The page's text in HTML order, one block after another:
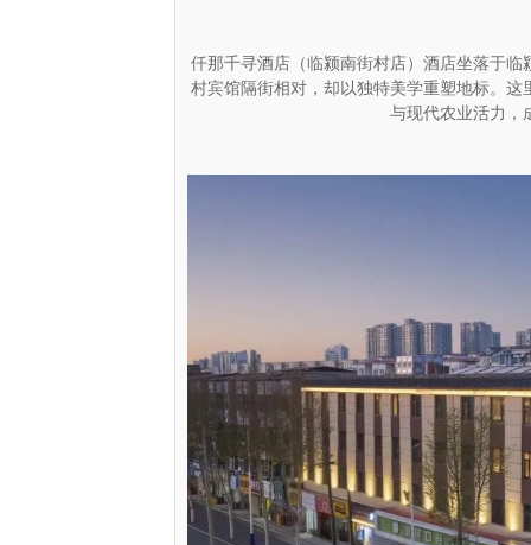
仟那千寻酒店（临颍南街村店）酒店坐落于
村宾馆隔街相对，却以独特美学重塑地标。
与现代农业活力，